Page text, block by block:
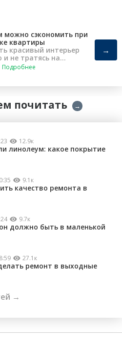
можно сэкономить при
квартиры
красивый интерьер
не тратясь на
Подробнее
→
почитать →
12.9к
линолеум: какое покрытие
9.1к
качество ремонта в
9.7к
должно быть в маленькой
27.1к
ремонт в выходные
→